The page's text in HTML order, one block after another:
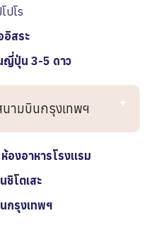
ปโร
อิสระ
ญี่ปุ่น 3-5 ดาว
นามบินกรุงเทพฯ
งอาหารโรงเเรม
ชิโตเสะ
กรุงเทพฯ